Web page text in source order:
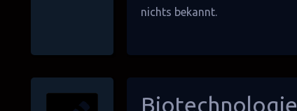
nichts bekannt.
Biotechnologie